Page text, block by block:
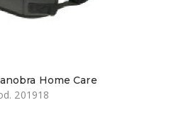
Home Care
201918